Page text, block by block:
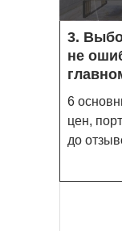
6
цен,
до
3.
не